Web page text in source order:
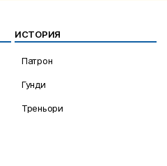
ИСТОРИЯ
Патрон
Гунди
Треньори